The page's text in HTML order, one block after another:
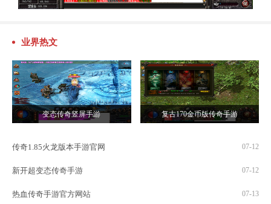
业界热文
变态传奇竖屏手游 复古170金币版传奇手游
传奇1.85火龙版本手游官网 07-12
新开超变态传奇手游 07-12
热血传奇手游官方网站 07-13